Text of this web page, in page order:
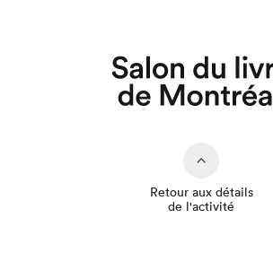
Retour aux détails
de l'activité